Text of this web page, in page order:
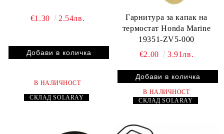
€1.30 2.54лв.
В НАЛИЧНОСТ
СКЛАДSOLARAY
Гарнитура за капак на
термостат Honda Marine
19351-ZV5-000
€2.00
3.91лв.
В НАЛИЧНОСТ
СКЛАДSOLARAY